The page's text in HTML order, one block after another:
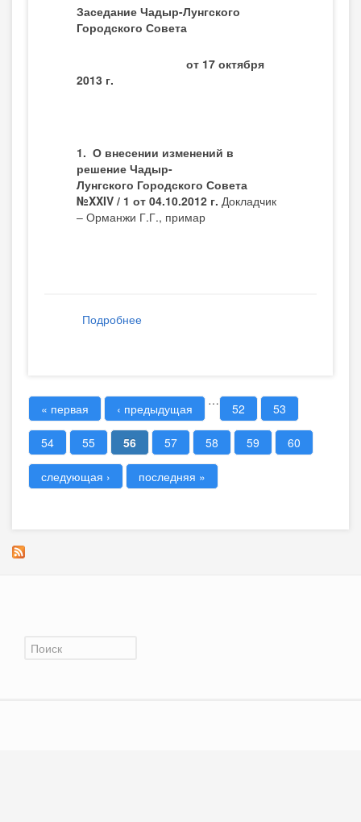
Заседание Чадыр-Лунгского
Городского Совета
от 17 октября
2013 г.
1. О внесении изменений в
решение Чадыр-
Лунгского Городского Совета
№XXIV / 1 от 04.10.2012 г. Докладчик
– Орманжи Г.Г., примар
Подробнее
Страницы
« первая ‹ предыдущая
…
52 53
54 55 56 57 58 59 60
следующая › последняя »